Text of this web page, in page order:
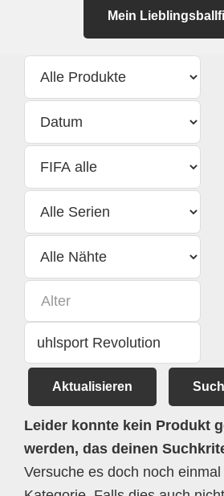
Mein
Aktualisieren
Leider konnte kein Produkt
werden, das deinen
Versuche es doch noch